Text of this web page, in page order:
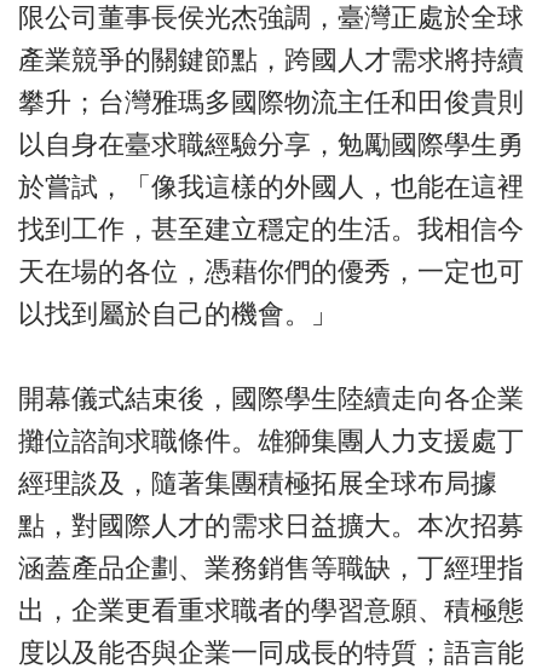
限公司董事長侯光杰強調，臺灣正處於全球
產業競爭的關鍵節點，跨國人才需求將持續
攀升；台灣雅瑪多國際物流主任和田俊貴則
以自身在臺求職經驗分享，勉勵國際學生勇
於嘗試，「像我這樣的外國人，也能在這裡
找到工作，甚至建立穩定的生活。我相信今
天在場的各位，憑藉你們的優秀，一定也可
以找到屬於自己的機會。」
開幕儀式結束後，國際學生陸續走向各企業
攤位諮詢求職條件。雄獅集團人力支援處丁
經理談及，隨著集團積極拓展全球布局據
點，對國際人才的需求日益擴大。本次招募
涵蓋產品企劃、業務銷售等職缺，丁經理指
出，企業更看重求職者的學習意願、積極態
度以及能否與企業一同成長的特質；語言能